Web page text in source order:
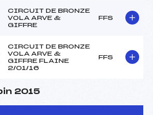
CIRCUIT DE BRONZE
VOLA ARVE &
GIFFRE
FFS
CIRCUIT DE BRONZE
VOLA ARVE &
GIFFRE FLAINE
2/01/16
FFS
2015